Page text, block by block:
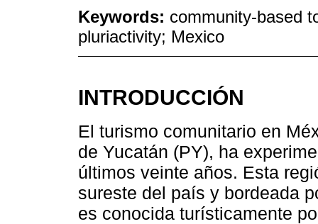
Keywords: community-based
pluriactivity; Mexico
INTRODUCCIÓN
El turismo comunitario en
de Yucatán (PY), ha
últimos veinte años. Esta
sureste del país y bordeada
es conocida turísticamente